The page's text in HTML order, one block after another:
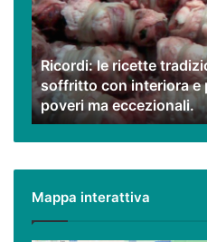
i
moglitieddi
e
soffritto
con
interiora
e
peperoncino,
ma
eccezionali.
Ricordi: le ricette
soffritto con interiora e
poveri ma eccezionali.
Mappa interattiva